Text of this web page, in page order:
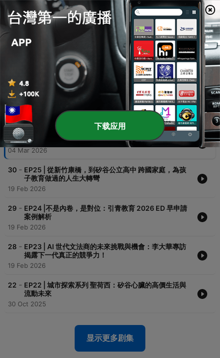
立即和我們一起聊聊並領取優惠喔！！
音量 x
00:00
單集
31 - 🐎 馬年新氣象，《爸媽請 Chill第二季》搬家囉！
04 Mar 2026
30 - EP25 | 從新竹康橋，到矽谷公立高中 跨國家庭，為孩
子教育做過的人生大轉彎
19 Feb 2026
29 - EP24 |不是內卷，是對位：引青教育 2026 ED 早申請
案例解析
19 Feb 2026
28 - EP23 | AI 世代文法商的未來挑戰與機會：李大華專訪
揭露下一代真正的競爭力！
19 Feb 2026
22 - EP22 | 城市探索系列 聖荷西：矽谷心臟的高價生活與
流動未來
30 Oct 2025
显示更多剧集
下载应用